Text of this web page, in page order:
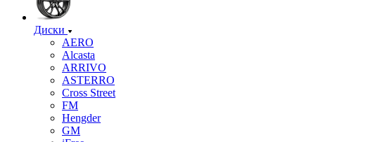
Диски
AERO
Alcasta
ARRIVO
ASTERRO
Cross Street
FM
Hengder
GM